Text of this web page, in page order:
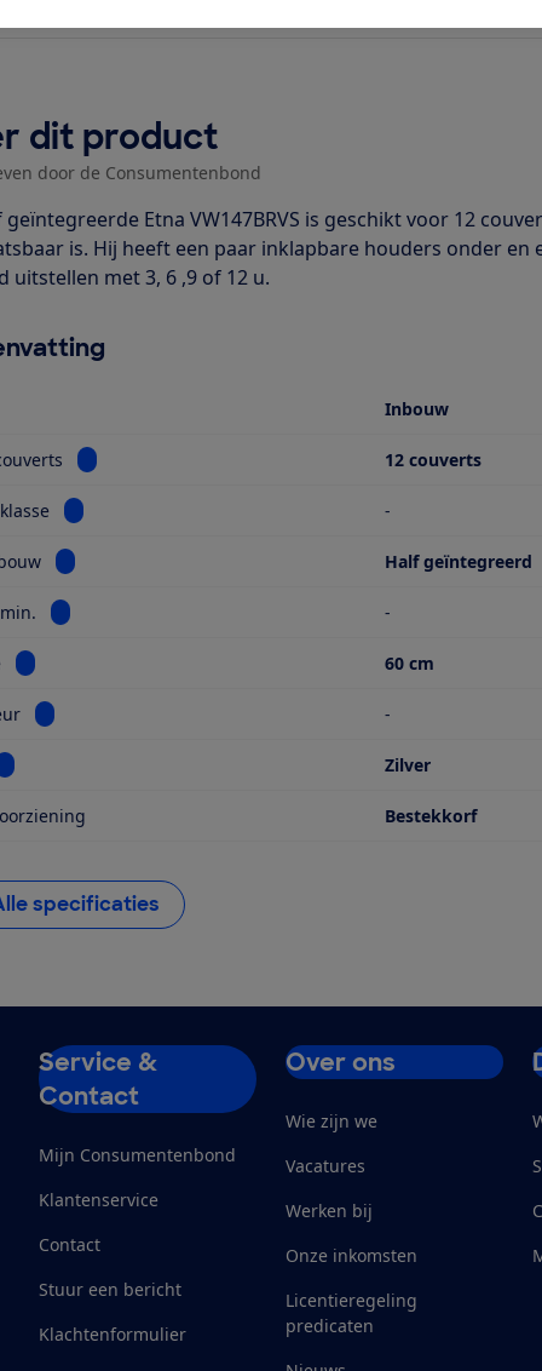
dit product
door de Consumentenbond
geïntegreerde Etna VW147BRVS is geschikt voor 12
is. Hij heeft een paar inklapbare houders onder en
uitstellen met 3, 6 ,9 of 12 u.
Inbouw
Bekijk informatie voor Aantal couverts 12 couverts
Bekijk informatie voor Energieklasse -
Bekijk informatie voor Type inbouw Half geïntegreerd
Bekijk informatie voor Hoogte min. -
Bekijk informatie voor Breedte 60 cm
Bekijk informatie voor Sleepdeur -
informatie voor Kleur Zilver
Bestekkorf
specificaties
Service &
Contact
Mijn Consumentenbond
Klantenservice
Contact
Stuur een bericht
Klachtenformulier
Over ons
Wie zijn we
Vacatures
Werken bij
Onze inkomsten
Licentieregeling
predicaten